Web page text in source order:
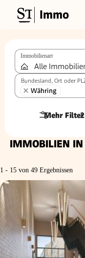
Immo
Immobilienart
Bundesland, Ort oder
Währing
Mehr Filter
2
IMMOBILIEN IN
1 - 15 von 49 Ergebnissen